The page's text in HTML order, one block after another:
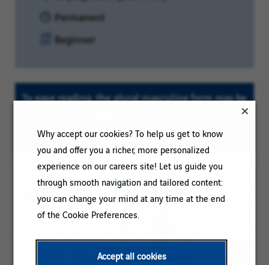
Why accept our cookies? To help us get to know
you and offer you a richer, more personalized
experience on our careers site! Let us guide you
through smooth navigation and tailored content:
you can change your mind at any time at the end
of the Cookie Preferences.
Accept all cookies
Contract
type:
Permanent
Experience
Beginner
To ease reading, the plural masculine form may be
directed to persons of all genders